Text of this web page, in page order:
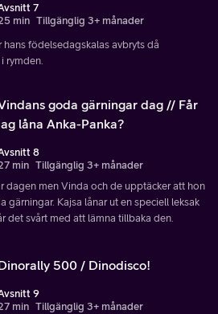
7
min Tillgänglig 3+ månader
födelsedagskalas avbryts då
rymden.
goda gärningar dag // Får
låna Anka-Panka?
8
min Tillgänglig 3+ månader
dagen men Vinda och de upptäcker att hon
gärningar. Kajsa lånar ut en speciell leksak
det svårt med att lämna tillbaka den.
500 / Dinodisco!
9
min Tillgänglig 3+ månader